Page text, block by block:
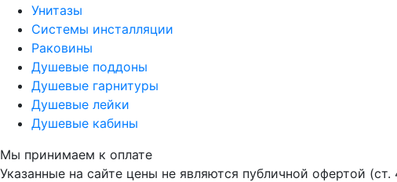
Унитазы
Системы инсталляции
Раковины
Душевые поддоны
Душевые гарнитуры
Душевые лейки
Душевые кабины
Мы принимаем к оплате
Указанные на сайте цены не являются публичной офертой